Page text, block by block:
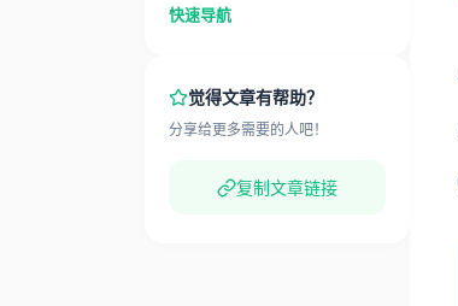
快速导航
觉得文章有帮助？
分享给更多需要的人吧！
复制文章链接